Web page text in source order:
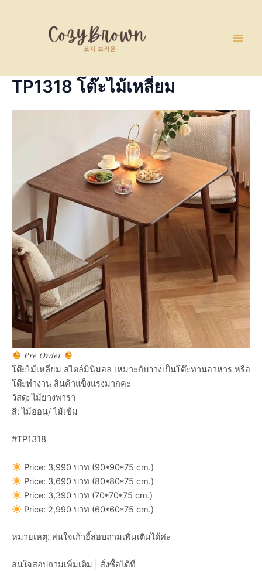
TP1318 โต๊ะไม้เหลี่ยม
𝑃𝑟𝑒 𝑂𝑟𝑑𝑒𝑟
โต๊ะไม้เหลี่ยม สไตล์มินิมอล เหมาะกับวางเป็นโต๊ะทานอาหาร หรือ
โต๊ะทำงาน สินค้าแข็งแรงมากคะ
วัสดุ: ไม้ยางพารา
สี: ไม้อ่อน/ ไม้เข้ม
#TP1318
Price: 3,990 บาท (90*90*75 cm.)
Price: 3,690 บาท (80*80*75 cm.)
Price: 3,390 บาท (70*70*75 cm.)
Price: 2,990 บาท (60*60*75 cm.)
หมายเหตุ: สนใจเก้าอี้สอบถามเพิ่มเติมได้ค่ะ
สนใจสอบถามเพิ่มเติม | สั่งซื้อได้ที่